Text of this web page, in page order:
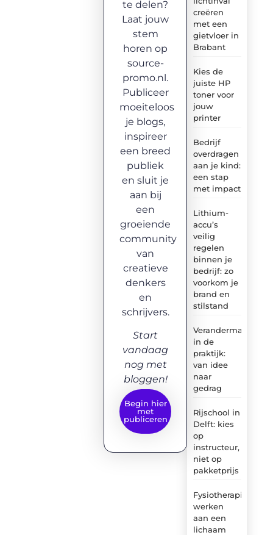
creëren
met een
gietvloer in
Brabant
Kies de
juiste HP
toner voor
jouw
printer
Bedrijf
overdragen
aan je kind:
een stap
met impact
Lithium-
accu’s
veilig
regelen
binnen je
bedrijf: zo
voorkom je
brand en
stilstand
in de
praktijk:
van idee
naar
gedrag
Rijschool in
Delft: kies
op
instructeur,
niet op
pakketprijs
Fysiotherapie:
werken
aan een
lichaam
te delen?
Laat jouw
stem
horen op
source-
promo.nl.
Publiceer
moeiteloos
je blogs,
inspireer
een breed
publiek
en sluit je
aan bij
een
groeiende
community
van
creatieve
denkers
en
schrijvers.
Start
vandaag
nog met
bloggen!
Begin hier
met
publiceren